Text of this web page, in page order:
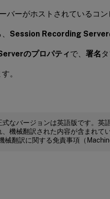
バーがホストされているコン
Session Recording Server
のプロパティで、 署名
。
式なバージョンは英語版です。英
機械翻訳された内容が含まれて
械翻訳に関する免責事項（